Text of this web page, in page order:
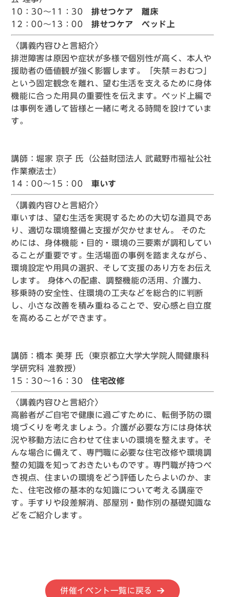
10：30～11：30排せつケア 離床
12：00～13：00排せつケア ベッド上
〈講義内容ひと言紹介〉
排泄障害は原因や症状が多様で個別性が高く、本人や
援助者の価値観が強く影響します。「失禁＝おむつ」
という固定観念を離れ、望む生活を支えるために身体
機能に合った用具の重要性を伝えます。ベッド上編で
は事例を通して皆様と一緒に考える時間を設けていま
す。
講師：堀家 京子 氏（公益財団法人 武蔵野市福祉公社
作業療法士）
14：00～15：00車いす
〈講義内容ひと言紹介〉
車いすは、望む生活を実現するための大切な道具であ
り、適切な環境整備と支援が欠かせません。 そのた
めには、身体機能・目的・環境の三要素が調和してい
ることが重要です。生活場面の事例を踏まえながら、
環境設定や用具の選択、そして支援のあり方をお伝え
します。 身体への配慮、調整機能の活用、介護力、
移乗時の安全性、住環境の工夫などを総合的に判断
し、小さな改善を積み重ねることで、安心感と自立度
を高めることができます。
講師：橋本 美芽 氏（東京都立大学大学院人間健康科
学研究科 准教授）
15：30～16：30住宅改修
〈講義内容ひと言紹介〉
高齢者がご自宅で健康に過ごすために、転倒予防の環
境づくりを考えましょう。介護が必要な方には身体状
況や移動方法に合わせて住まいの環境を整えます。そ
んな場合に備えて、専門職に必要な住宅改修や環境調
整の知識を知っておきたいものです。専門職が持つべ
き視点、住まいの環境をどう評価したらよいのか、ま
た、住宅改修の基本的な知識について考える講座で
す。手すりや段差解消、部屋別・動作別の基礎知識な
どをご紹介します。
併催イベント一覧に戻る